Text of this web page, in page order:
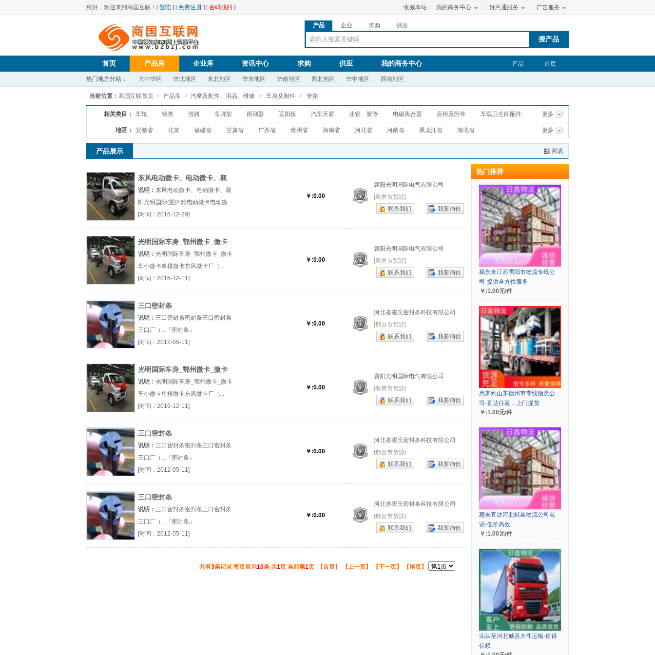
您好，欢迎来到商国互联！ [登陆 ] [免费注册 ] [密码找回 ] 收藏本站 我的商务中心 好意通服务 广告服务
产品 企业 求购 供应
搜产品
首页
产品
首页 产品库 企业库 资讯中心 求购 供应 我的商务中心
热门地方分站： 大中华区 华北地区 东北地区 华东地区 华南地区 西北地区 华中地区 西南地区
当前位置： 商国互联首页 > 产品库 > 汽摩及配件、用品、维修 > 车身及附件 > 管路
相关类目： 更多
车轮 镜类 管路 车牌架 雨刮器 遮阳板 汽车天窗 油管、胶管 电磁离合器 座椅及附件 车载卫生间配件
地区： 更多
安徽省 北京 福建省 甘肃省 广西省 贵州省 海南省 河北省 河南省 黑龙江省 湖北省
产品展示 列表
东风电动微卡、电动微卡、襄
阳光明国际(图
说明： 东风电动微卡、电动微卡、襄
阳光明国际(图四轮电动微卡电动微
卡厂家单排电动微卡车身厂（...『四
轮电动微卡』
[时间：2016-12-29]
￥:0.00
襄阳光明国际电气有限公司
[襄樊市货源]
联系我们
我要询价
光明国际车身_鄂州微卡_微卡
车
说明： 光明国际车身_鄂州微卡_微卡
车小微卡单排微卡东风微卡厂（...
『小微卡』
[时间：2016-12-11]
￥:0.00
襄阳光明国际电气有限公司
[襄樊市货源]
联系我们
我要询价
三口密封条
说明： 三口密封条密封条三口密封条
三口厂（...『密封条』
[时间：2012-05-11]
￥:0.00
河北省崔氏密封条科技有限公司
[邢台市货源]
联系我们
我要询价
光明国际车身_鄂州微卡_微卡
车
说明： 光明国际车身_鄂州微卡_微卡
车小微卡单排微卡东风微卡厂（...
『小微卡』
[时间：2016-12-11]
￥:0.00
襄阳光明国际电气有限公司
[襄樊市货源]
联系我们
我要询价
三口密封条
说明： 三口密封条密封条三口密封条
三口厂（...『密封条』
[时间：2012-05-11]
￥:0.00
河北省崔氏密封条科技有限公司
[邢台市货源]
联系我们
我要询价
三口密封条
说明： 三口密封条密封条三口密封条
三口厂（...『密封条』
[时间：2012-05-11]
￥:0.00
河北省崔氏密封条科技有限公司
[邢台市货源]
联系我们
我要询价
共有3条记录 每页显示10条 共1页 当前第1页 【首页】 【上一页】 【下一页】 【尾页】
热门推荐
揭东走江苏溧阳市物流专线公
司-提供全方位服务
￥:1.00元/件
惠来到山东德州市专线物流公
司-直达往返，上门提货
￥:1.00元/件
惠来直达河北献县物流公司电
话-低价高效
￥:1.00元/件
汕头至河北威县大件运输-值得
信赖